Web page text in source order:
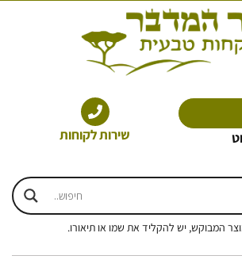
שירות לקוחות
המבוקש, יש להקליד את שמו או תיאורו.